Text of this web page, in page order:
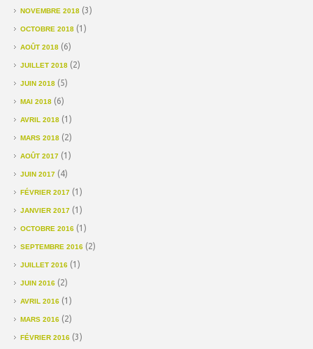
NOVEMBRE 2018 (3)
OCTOBRE 2018 (1)
AOÛT 2018 (6)
JUILLET 2018 (2)
JUIN 2018 (5)
MAI 2018 (6)
AVRIL 2018 (1)
MARS 2018 (2)
AOÛT 2017 (1)
JUIN 2017 (4)
FÉVRIER 2017 (1)
JANVIER 2017 (1)
OCTOBRE 2016 (1)
SEPTEMBRE 2016 (2)
JUILLET 2016 (1)
JUIN 2016 (2)
AVRIL 2016 (1)
MARS 2016 (2)
FÉVRIER 2016 (3)